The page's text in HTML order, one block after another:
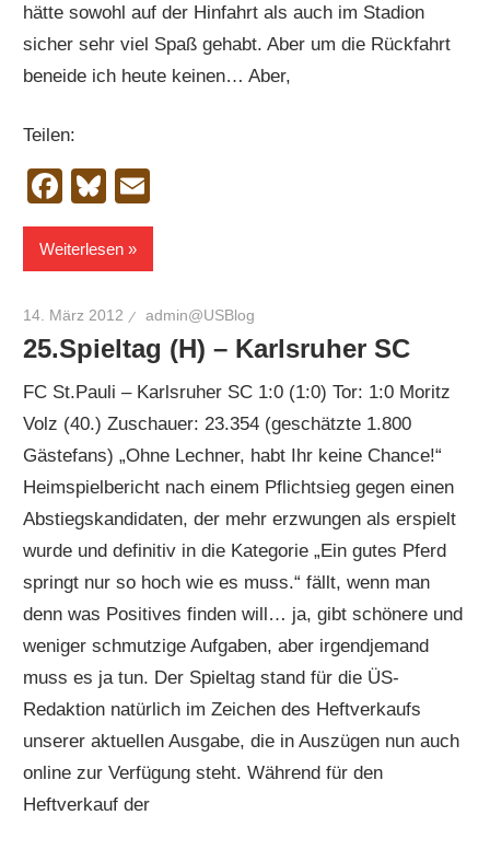
hätte sowohl auf der Hinfahrt als auch im Stadion
sicher sehr viel Spaß gehabt. Aber um die Rückfahrt
beneide ich heute keinen… Aber,
Teilen:
Facebook
Bluesky
Weiterlesen
14. März 2012 admin@USBlog
25.Spieltag (H) – Karlsruher SC
FC St.Pauli – Karlsruher SC 1:0 (1:0) Tor: 1:0 Moritz
Volz (40.) Zuschauer: 23.354 (geschätzte 1.800
Gästefans) „Ohne Lechner, habt Ihr keine Chance!“
Heimspielbericht nach einem Pflichtsieg gegen einen
Abstiegskandidaten, der mehr erzwungen als erspielt
wurde und definitiv in die Kategorie „Ein gutes Pferd
springt nur so hoch wie es muss.“ fällt, wenn man
denn was Positives finden will… ja, gibt schönere und
weniger schmutzige Aufgaben, aber irgendjemand
muss es ja tun. Der Spieltag stand für die ÜS-
Redaktion natürlich im Zeichen des Heftverkaufs
unserer aktuellen Ausgabe, die in Auszügen nun auch
online zur Verfügung steht. Während für den
Heftverkauf der